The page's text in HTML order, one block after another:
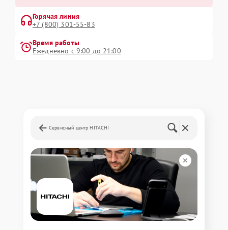
Горячая линия
+7 (800) 301-55-83
Время работы
Ежедневно с 9:00 до 21:00
Сервисный центр HITACHI